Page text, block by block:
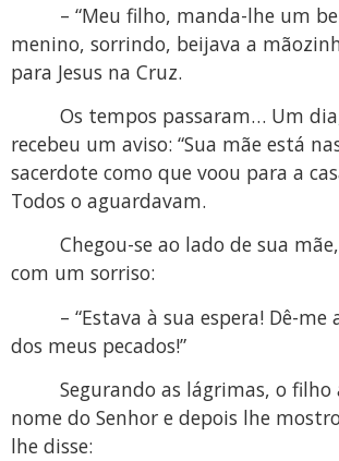
– “Meu filho, manda-lhe um
menino, sorrindo, beijava a
para Jesus na Cruz.
Os tempos passaram… Um
recebeu um aviso: “Sua mãe está
sacerdote como que voou para a
Todos o aguardavam.
Chegou-se ao lado de sua mãe,
com um sorriso:
– “Estava à sua espera! Dê-me
dos meus pecados!”
Segurando as lágrimas, o filho
nome do Senhor e depois lhe
lhe disse: